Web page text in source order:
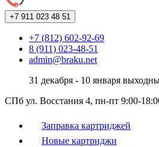
+7 911 023 48 51
+7 (812) 602-92-69
8 (911) 023-48-51
admin@braku.net
31 декабря - 10 января
СПб ул. Восстания 4, пн-пт 9:00-
Заправка картриджей
Новые картриджи